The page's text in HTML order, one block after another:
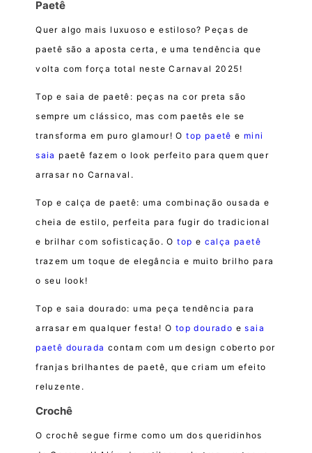
Paetê
Quer algo mais luxuoso e estiloso? Peças de
paetê são a aposta certa, e uma tendência que
volta com força total neste Carnaval 2025!
Top e saia de paetê: peças na cor preta são
sempre um clássico, mas com paetês ele se
transforma em puro glamour! Otop paetê e mini
saia paetê fazem o look perfeito para quem quer
arrasar no Carnaval.
Top e calça de paetê: uma combinação ousada e
cheia de estilo, perfeita para fugir do tradicional
e brilhar com sofisticação. Otop e calça paetê
trazem um toque de elegância e muito brilho para
o seu look!
Top e saia dourado: uma peça tendência para
arrasar em qualquer festa! O top dourado esaia
paetê dourada contam com um design coberto por
franjas brilhantes de paetê, que criam um efeito
reluzente.
Crochê
O crochê segue firme como um dos queridinhos